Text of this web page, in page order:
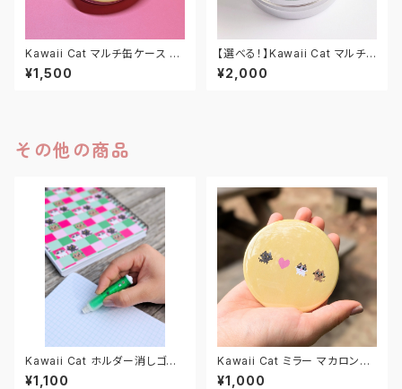
Kawaii Cat マルチ缶ケース M
マカロンアプリコット
¥1,500
【選べる！】Kawaii Cat マルチ
缶ケース M
¥2,000
その他の商品
Kawaii Cat ホルダー消しゴム
グリーン
¥1,100
Kawaii Cat ミラー マカロンイ
エロー
¥1,000